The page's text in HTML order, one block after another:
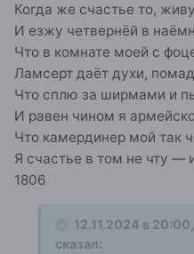
Когда же счастье то,
И езжу четвернёй в
Что в комнате моей с
Ламсерт даёт духи,
Что сплю за ширмами и
И равен чином я
Что камердинер мой так
Я счастье в том не чту —
1806
12.11.2024 в 20:00,
сказал: